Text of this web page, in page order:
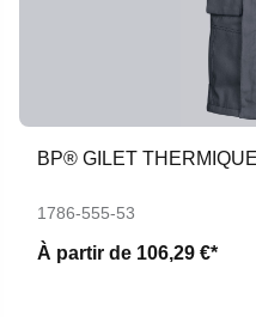
BP® GILET
1786-555-53
À partir de 106,29 €*